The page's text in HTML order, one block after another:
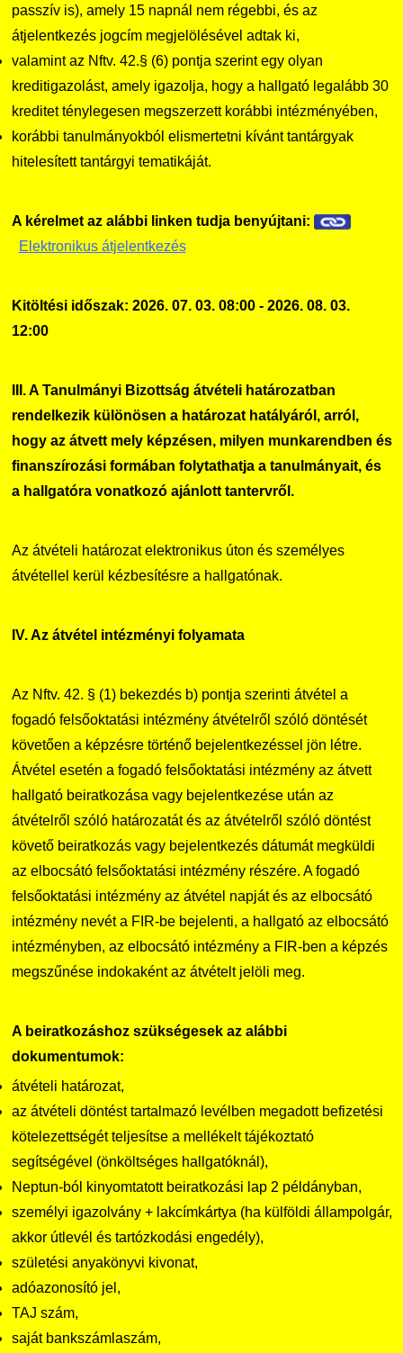
passzív is), amely 15 napnál nem régebbi, és az
átjelentkezés jogcím megjelölésével adtak ki,
valamint az Nftv. 42.§ (6) pontja szerint egy olyan
kreditigazolást, amely igazolja, hogy a hallgató legalább 30
kreditet ténylegesen megszerzett korábbi intézményében,
korábbi tanulmányokból elismertetni kívánt tantárgyak
hitelesített tantárgyi tematikáját.
A kérelmet az alábbi linken tudja benyújtani:
Elektronikus átjelentkezés
Kitöltési időszak: 2026. 07. 03. 08:00 - 2026. 08. 03.
12:00
III. A Tanulmányi Bizottság átvételi határozatban
rendelkezik különösen a határozat hatályáról, arról,
hogy az átvett mely képzésen, milyen munkarendben és
finanszírozási formában folytathatja a tanulmányait, és
a hallgatóra vonatkozó ajánlott tantervről.
Az átvételi határozat elektronikus úton és személyes
átvétellel kerül kézbesítésre a hallgatónak.
IV. Az átvétel intézményi folyamata
Az Nftv. 42. § (1) bekezdés b) pontja szerinti átvétel a
fogadó felsőoktatási intézmény átvételről szóló döntését
követően a képzésre történő bejelentkezéssel jön létre.
Átvétel esetén a fogadó felsőoktatási intézmény az átvett
hallgató beiratkozása vagy bejelentkezése után az
átvételről szóló határozatát és az átvételről szóló döntést
követő beiratkozás vagy bejelentkezés dátumát megküldi
az elbocsátó felsőoktatási intézmény részére. A fogadó
felsőoktatási intézmény az átvétel napját és az elbocsátó
intézmény nevét a FIR-be bejelenti, a hallgató az elbocsátó
intézményben, az elbocsátó intézmény a FIR-ben a képzés
megszűnése indokaként az átvételt jelöli meg.
A beiratkozáshoz szükségesek az alábbi
dokumentumok:
átvételi határozat,
az átvételi döntést tartalmazó levélben megadott befizetési
kötelezettségét teljesítse a mellékelt tájékoztató
segítségével (önköltséges hallgatóknál),
Neptun-ból kinyomtatott beiratkozási lap 2 példányban,
személyi igazolvány + lakcímkártya (ha külföldi állampolgár,
akkor útlevél és tartózkodási engedély),
születési anyakönyvi kivonat,
adóazonosító jel,
TAJ szám,
saját bankszámlaszám,